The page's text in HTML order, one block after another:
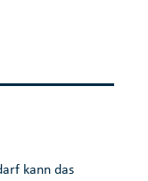
kann das